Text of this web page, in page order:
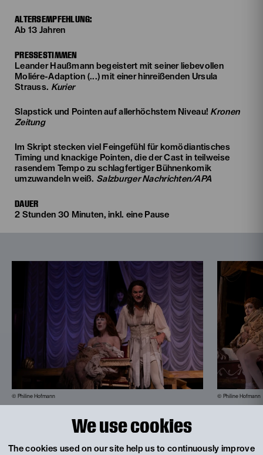
We use cookies
The cookies used on our site help us to continuously improve
ALTERSEMPFEHLUNG:
Ab 13 Jahren
PRESSESTIMMEN
Leander Haußmann begeistert mit seiner liebevollen
Moliére-Adaption (...) mit einer hinreißenden Ursula
Strauss. Kurier
Slapstick und Pointen auf allerhöchstem Niveau! Kronen
Zeitung
Im Skript stecken viel Feingefühl für komödiantisches
Timing und knackige Pointen, die der Cast in teilweise
rasendem Tempo zu schlagfertiger Bühnenkomik
umzuwandeln weiß. Salzburger Nachrichten/APA
DAUER
2 Stunden 30 Minuten, inkl. eine Pause
© Philine Hofmann © Philine Hofmann